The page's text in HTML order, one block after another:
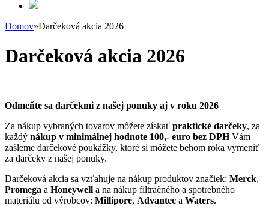
Domov»Darčeková akcia 2026
Darčeková akcia 2026
Odmeňte sa darčekmi z našej ponuky aj v roku 2026
Za nákup vybraných tovarov môžete získať praktické darčeky, za
každý nákup v minimálnej hodnote 100,- euro bez DPHVám
zašleme darčekové poukážky, ktoré si môžete behom roka vymeniť
za darčeky z našej ponuky.
Darčeková akcia sa vzťahuje na nákup produktov značiek: Merck,
Promega a Honeywell a na nákup filtračného a spotrebného
materiálu od výrobcov: Millipore, Advantec a Waters.